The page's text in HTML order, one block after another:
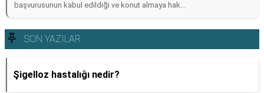
başvurusunun kabul edildiği ve konut almaya hak...
SON YAZILAR
Şigelloz hastalığı nedir?